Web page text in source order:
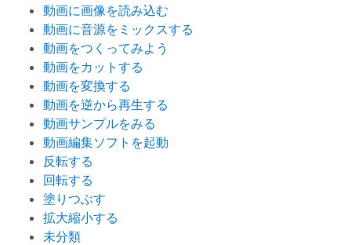
動画に画像を読み込む
動画に音源をミックスする
動画をつくってみよう
動画をカットする
動画を変換する
動画を逆から再生する
動画サンプルをみる
動画編集ソフトを起動
反転する
回転する
塗りつぶす
拡大縮小する
未分類